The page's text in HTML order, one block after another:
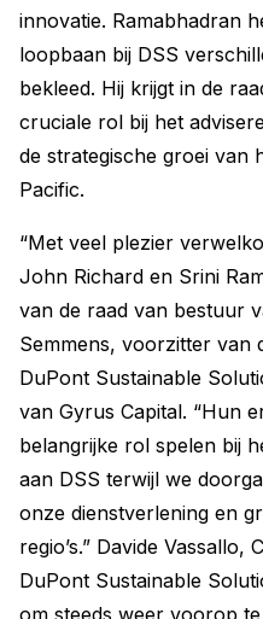
innovatie. Ramabhadran
loopbaan bij DSS
bekleed. Hij krijgt in de
cruciale rol bij het
de strategische groei van
Pacific.
“Met veel plezier
John Richard en Srini
van de raad van bestuur
Semmens, voorzitter van
DuPont Sustainable
van Gyrus Capital. “Hun
belangrijke rol spelen bij
aan DSS terwijl we
onze dienstverlening en
regio’s.” Davide
DuPont Sustainable
om steeds weer voorop